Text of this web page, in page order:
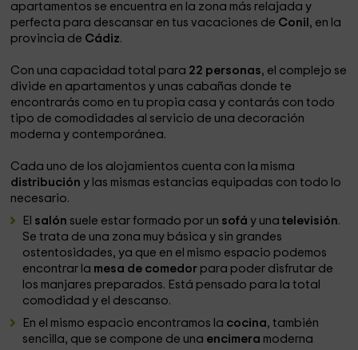
apartamentos se encuentra en la zona más relajada y
perfecta para descansar en tus vacaciones de Conil , en la
provincia de Cádiz.
Con una capacidad total para 22 personas, el complejo se
divide en apartamentos y unas cabañas donde te
encontrarás como en tu propia casa y contarás con todo
tipo de comodidades al servicio de una decoración
moderna y contemporánea.
Cada uno de los alojamientos cuenta con la misma
distribución y las mismas estancias equipadas con todo lo
necesario.
El salón suele estar formado por un sofá y unatelevisión.
Se trata de una zona muy básica y sin grandes
ostentosidades, ya que en el mismo espacio podemos
encontrar la mesa de comedor para poder disfrutar de
los manjares preparados. Está pensado para la total
comodidad y el descanso.
En el mismo espacio encontramos la cocina, también
sencilla, que se compone de una encimera moderna